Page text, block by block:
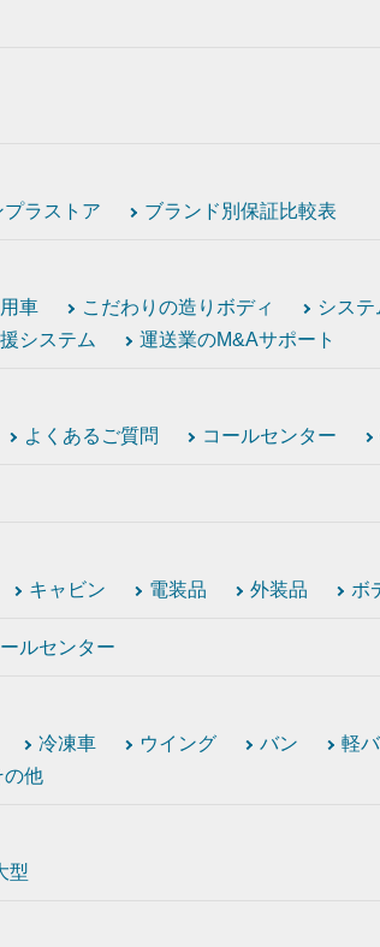
プラストア ブランド別保証比較表
車 こだわりの造りボディ
シス
システム 運送業のM&Aサポート
よくあるご質問 コールセンター
キャビン 電装品 外装品 ボ
ルセンター
冷凍車 ウイング バン 軽
の他
型